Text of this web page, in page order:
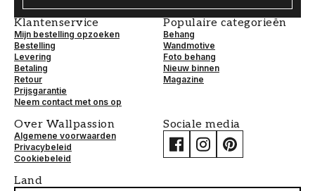
Klantenservice
Mijn bestelling opzoeken
Bestelling
Levering
Betaling
Retour
Prijsgarantie
Neem contact met ons op
Populaire categorieën
Behang
Wandmotive
Foto behang
Nieuw binnen
Magazine
Over Wallpassion
Algemene voorwaarden
Privacybeleid
Cookiebeleid
Sociale media
Land